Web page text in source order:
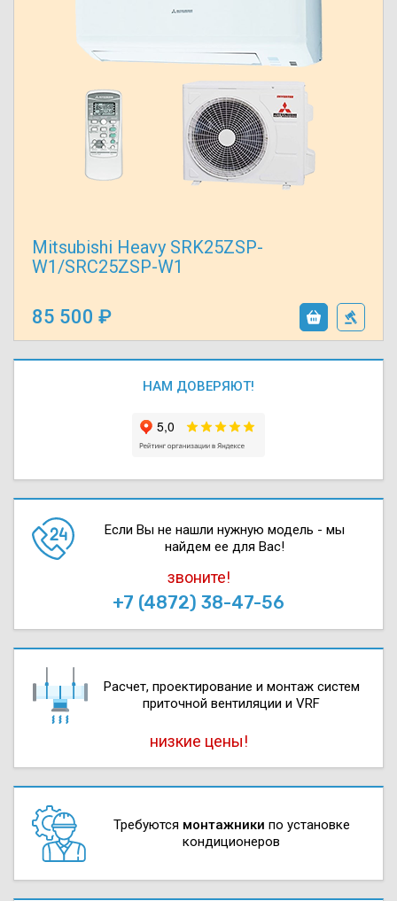
Mitsubishi Heavy SRK25ZSP-
W1/SRC25ZSP-W1
85 500
НАМ ДОВЕРЯЮТ!
Если Вы не нашли нужную модель - мы
найдем ее для Вас!
звоните!
+7 (4872) 38-47-56
Расчет, проектирова­ние и монтаж систем
приточной вентиляции и VRF
низкие цены!
Требуются монтажники по установке
кондиционеров